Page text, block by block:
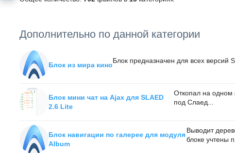
Дополнительно по данной категории
Блок из мира кино
Блок предназначен для всех версий
Блок мини чат на Ajax для SLAED
2.6 Lite
Откопал на одном
под Слаед...
Блок навигации по галерее для модуля
Album
Выводит
блоке учтены